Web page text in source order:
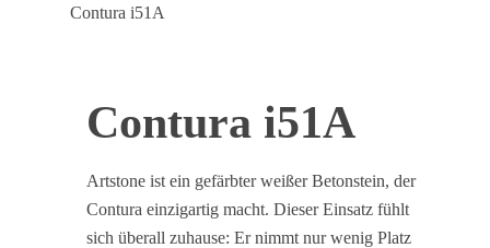
Contura i51A
Contura i51A
Artstone ist ein gefärbter weißer Betonstein, der
Contura einzigartig macht. Dieser Einsatz fühlt
sich überall zuhause: Er nimmt nur wenig Platz